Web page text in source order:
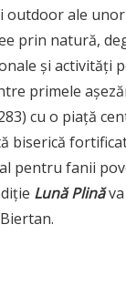
outdoor ale
prin natură,
și activități
primele
cu o piață
biserică
pentru fanii
Lună Plinăva